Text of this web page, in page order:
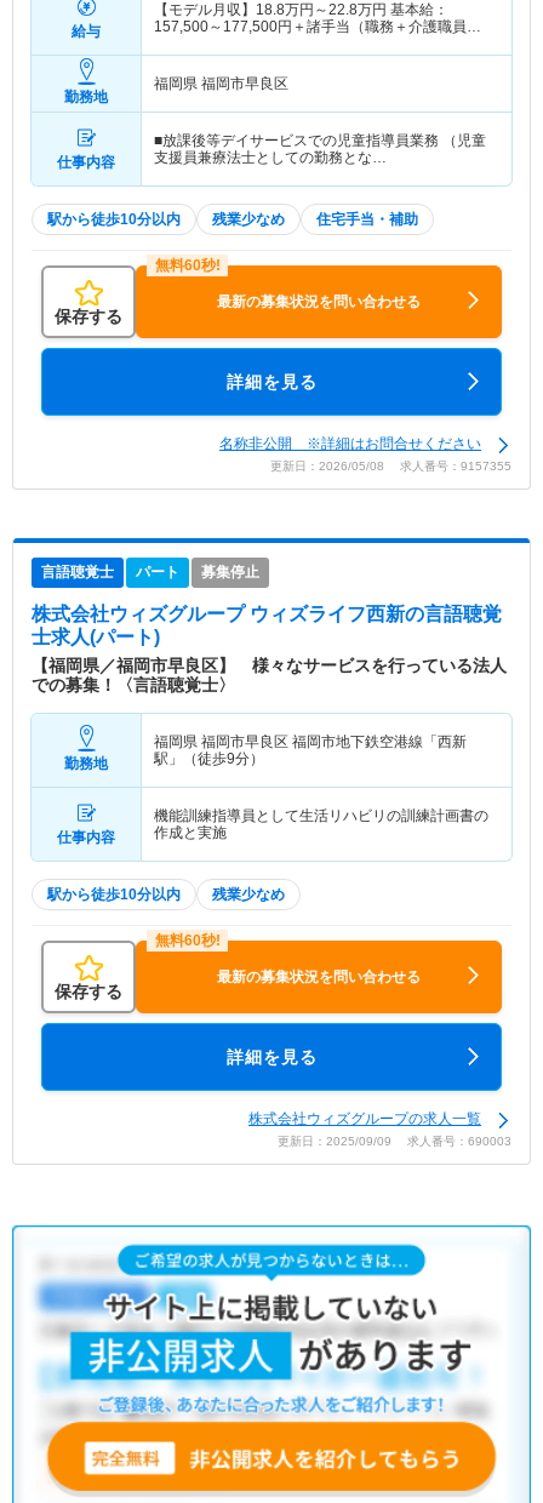
給与
【モデル月収】 18.8万円～22.8万円 基本給：
157,500～177,500円＋諸手当（職務＋介護職員処
勤務地
福岡県 福岡市早良区
仕事内容
■放課後等デイサービスでの児童指導員業務 （児童
支援員兼療法士としての勤務とな…
駅から徒歩10分以内 残業少なめ 住宅手当・補助
保存する
最新の募集状況を問い合わせる
詳細を見る
名称非公開 ※詳細はお問合せください
更新日：2026/05/08 求人番号：9157355
言語聴覚士 パート 募集停止
株式会社ウィズグループ ウィズライフ西新の言語聴覚
士求人(パート)
【福岡県／福岡市早良区】 様々なサービスを行っている法人
での募集！〈言語聴覚士〉
勤務地
福岡県 福岡市早良区 福岡市地下鉄空港線「西新
駅」（徒歩9分）
仕事内容
機能訓練指導員として生活リハビリの訓練計画書の
作成と実施
駅から徒歩10分以内 残業少なめ
保存する
最新の募集状況を問い合わせる
詳細を見る
株式会社ウィズグループの求人一覧
更新日：2025/09/09 求人番号：690003